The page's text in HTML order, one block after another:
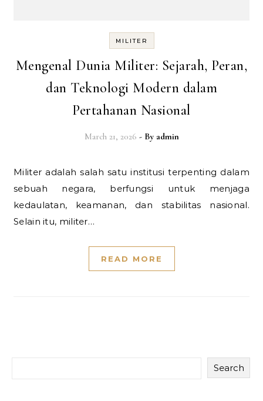
MILITER
Mengenal Dunia Militer: Sejarah, Peran,
dan Teknologi Modern dalam
Pertahanan Nasional
March 21, 2026 - By admin
Militer adalah salah satu institusi terpenting dalam
sebuah negara, berfungsi untuk menjaga
kedaulatan, keamanan, dan stabilitas nasional.
Selain itu, militer…
READ MORE
Search